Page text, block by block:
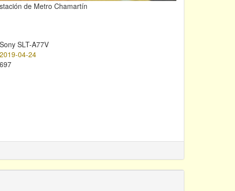
de Metro Chamartín
Sony SLT-A77V
2019-04-24
697